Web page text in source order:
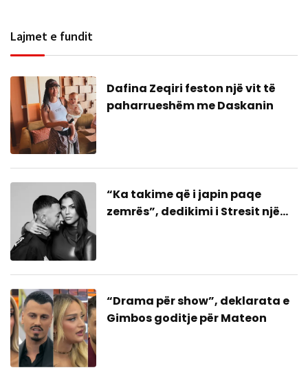
Lajmet e fundit
Dafina Zeqiri feston një vit të
paharrueshëm me Daskanin
“Ka takime që i japin paqe
zemrës”, dedikimi i Stresit një
“Drama për show”, deklarata e
Gimbos goditje për Mateon